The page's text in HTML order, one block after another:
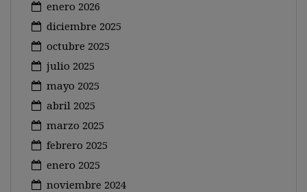
enero 2026
diciembre 2025
octubre 2025
julio 2025
mayo 2025
abril 2025
marzo 2025
febrero 2025
enero 2025
noviembre 2024